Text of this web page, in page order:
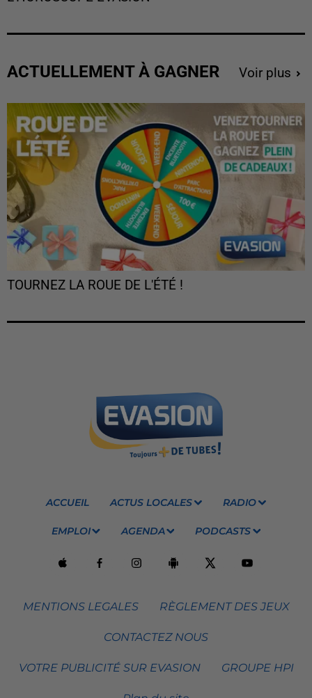
ACTUELLEMENT À GAGNER Voir plus
TOURNEZ LA ROUE DE L'ÉTÉ !
ACCUEIL ACTUS LOCALES RADIO
EMPLOI AGENDA PODCASTS
MENTIONS LEGALES RÈGLEMENT DES JEUX
CONTACTEZ NOUS
VOTRE PUBLICITÉ SUR EVASION GROUPE HPI